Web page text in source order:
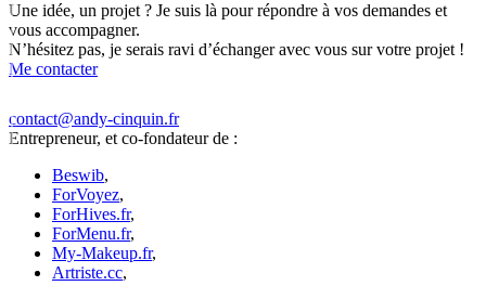
Une idée, un projet ? Je suis là pour répondre à vos demandes et
vous accompagner.
N’hésitez pas, je serais ravi d’échanger avec vous sur votre projet !
Me contacter
contact@andy-cinquin.fr
Entrepreneur, et co-fondateur de :
Beswib,
ForVoyez,
ForHives.fr,
ForMenu.fr,
My-Makeup.fr,
Artriste.cc,